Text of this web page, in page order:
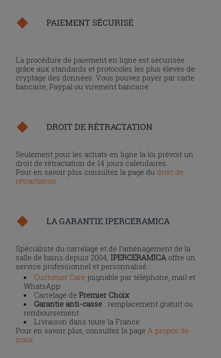
PAIEMENT SÉCURISÉ
La procédure de paiement en ligne est sécurisée
grâce aux standards et protocoles les plus élevés de
cryptage des données. Vous pouvez payer par carte
bancaire, Paypal ou virement bancaire.
DROIT DE RÉTRACTATION
Seulement pour les achats en ligne la loi prévoit un
droit de rétractation de 14 jours calendaires.
Pour en savoir plus consultez la page dudroit de
rétractation
LA GARANTIE IPERCERAMICA
Spécialiste du carrelage et de l’aménagement de la
salle de bains depuis 2004,IPERCERAMICA offre un
service professionnel et personnalisé :
Customer Care joignable par téléphone, mail et
WhatsApp
Carrelage dePremier Choix
Garantie anti-casse : remplacement gratuit ou
remboursement
Livraison dans toute la France
Pour en savoir plus, consultez la page À propos de
nous